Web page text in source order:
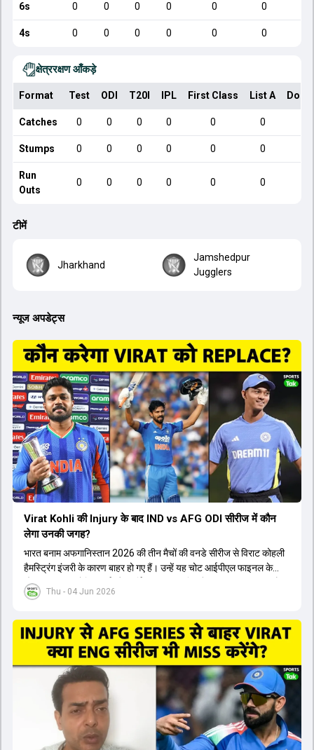
6s 0 0 0 0 0 0
4s 0 0 0 0 0 0
क्षेत्ररक्षण आँकड़े
Format Test ODI T20I IPL First Class List A
Catches 0 0 0 0 0 0
Stumps 0 0 0 0 0 0
Run
Outs
0 0 0 0 0 0
टीमें
Jharkhand
Jamshedpur
Jugglers
न्यूज अपडेट्स
Thu - 04 Jun 2026
Virat Kohli की Injury के बाद IND vs AFG ODI सीरीज में कौन
लेगा उनकी जगह?
भारत बनाम अफगानिस्तान 2026 की तीन मैचों की वनडे सीरीज से विराट कोहली
हैमस्ट्रिंग इंजरी के कारण बाहर हो गए हैं। उन्हें यह चोट आईपीएल फाइनल के
दौरान लगी थी। रोहित शर्मा और हार्दिक पांड्या की फिटनेस पर भी अभी सवाल हैं,
इसलिए नंबर तीन पर कोहली की जगह एक मजबूत विकल्प खोजना जरूरी है। इस
रुतुराज गायकवाड़ 58.8 की लिस्ट ए औसत के साथ एक मजबूत विकल्प हैं। संजू
सैमसन भी बड़े दावेदार हैं, जिनका वनडे क्रिकेट में 56 से ज्यादा का औसत है।
यशस्वी जायसवाल को भी मौका मिल सकता है, हालांकि उनके बैटिंग ऑर्डर पर
विचार करना होगा। इसके अलावा 82 से ज्यादा की लिस्ट ए औसत वाले देवदत्त
पडिक्कल भी एक शानदार विकल्प हो सकते हैं। टीम मैनेजमेंट स्क्वाड में पहले से
मौजूद ईशान किशन को भी नंबर तीन पर खिलाने का फैसला कर सकती है।